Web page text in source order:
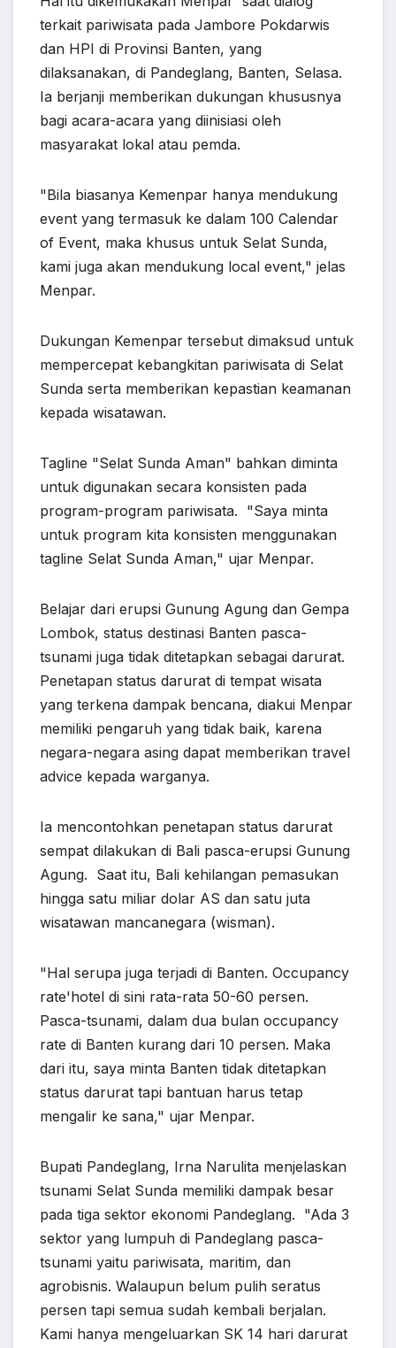
terkait pariwisata pada Jambore Pokdarwis
dan HPI di Provinsi Banten, yang
dilaksanakan, di Pandeglang, Banten, Selasa.
Ia berjanji memberikan dukungan khususnya
bagi acara-acara yang diinisiasi oleh
masyarakat lokal atau pemda.
"Bila biasanya Kemenpar hanya mendukung
event yang termasuk ke dalam 100 Calendar
of Event, maka khusus untuk Selat Sunda,
kami juga akan mendukung local event," jelas
Menpar.
Dukungan Kemenpar tersebut dimaksud untuk
mempercepat kebangkitan pariwisata di Selat
Sunda serta memberikan kepastian keamanan
kepada wisatawan.
Tagline "Selat Sunda Aman" bahkan diminta
untuk digunakan secara konsisten pada
program-program pariwisata. "Saya minta
untuk program kita konsisten menggunakan
tagline Selat Sunda Aman," ujar Menpar.
Belajar dari erupsi Gunung Agung dan Gempa
Lombok, status destinasi Banten pasca-
tsunami juga tidak ditetapkan sebagai darurat.
Penetapan status darurat di tempat wisata
yang terkena dampak bencana, diakui Menpar
memiliki pengaruh yang tidak baik, karena
negara-negara asing dapat memberikan travel
advice kepada warganya.
Ia mencontohkan penetapan status darurat
sempat dilakukan di Bali pasca-erupsi Gunung
Agung. Saat itu, Bali kehilangan pemasukan
hingga satu miliar dolar AS dan satu juta
wisatawan mancanegara (wisman).
"Hal serupa juga terjadi di Banten. Occupancy
rate'hotel di sini rata-rata 50-60 persen.
Pasca-tsunami, dalam dua bulan occupancy
rate di Banten kurang dari 10 persen. Maka
dari itu, saya minta Banten tidak ditetapkan
status darurat tapi bantuan harus tetap
mengalir ke sana," ujar Menpar.
Bupati Pandeglang, Irna Narulita menjelaskan
tsunami Selat Sunda memiliki dampak besar
pada tiga sektor ekonomi Pandeglang. "Ada 3
sektor yang lumpuh di Pandeglang pasca-
tsunami yaitu pariwisata, maritim, dan
agrobisnis. Walaupun belum pulih seratus
persen tapi semua sudah kembali berjalan.
Kami hanya mengeluarkan SK 14 hari darurat